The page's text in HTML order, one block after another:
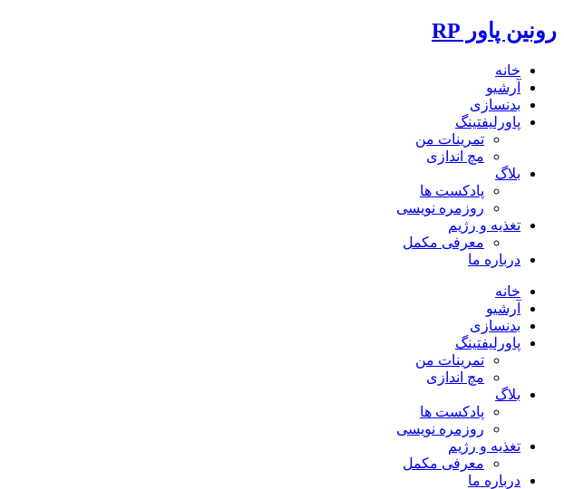
رونین پاور RP
خانه
آرشیو
بدنسازی
پاورلیفتینگ
تمرینات من
مچ اندازی
بلاگ
پادکست ها
روزمره نویسی
تغذیه و رژیم
معرفی مکمل
درباره ما
خانه
آرشیو
بدنسازی
پاورلیفتینگ
تمرینات من
مچ اندازی
بلاگ
پادکست ها
روزمره نویسی
تغذیه و رژیم
معرفی مکمل
درباره ما